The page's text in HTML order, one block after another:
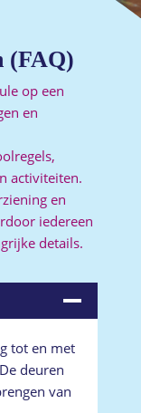
(FAQ)
op een
en
activiteiten.
en
iedereen
details.
tot en met
deuren
van